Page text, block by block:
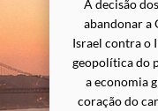
A decisão
abandonar a
Israel contra o
geopolítica do
a economia
coração do